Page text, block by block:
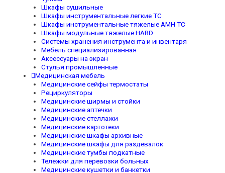
Шкафы сушильные
Шкафы инструментальные легкие TC
Шкафы инструментальные тяжелые AMH TC
Шкафы модульные тяжелые HARD
Системы хранения инструмента и инвентаря
Мебель специализированная
Аксессуары на экран
Стулья промышленные
Медицинская мебель
Медицинские сейфы термостаты
Рециркуляторы
Медицинские ширмы и стойки
Медицинские аптечки
Медицинские стеллажи
Медицинские картотеки
Медицинские шкафы архивные
Медицинские шкафы для раздевалок
Медицинские тумбы подкатные
Тележки для перевозки больных
Медицинские кушетки и банкетки